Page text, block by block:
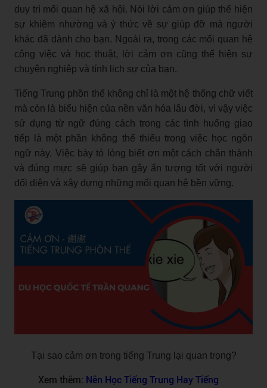
duy trì mối quan hệ xã hội. Nói lời cảm ơn giúp thể hiện
sự khiêm nhường và ý thức về sự giúp đỡ mà người
khác đã dành cho bạn. Ngoài ra, trong các mối quan hệ
công việc và học thuật, lời cảm ơn cũng thể hiện sự
chuyên nghiệp và tính lịch sự của bạn.
Tiếng Trung phồn thể không chỉ là một hệ thống chữ viết
mà còn là biểu hiện của nền văn hóa lâu đời, vì vậy việc
sử dụng từ ngữ đúng cách trong các tình huống giao
tiếp là một phần không thể thiếu trong việc học ngôn
ngữ này. Việc bày tỏ lòng biết ơn một cách chân thành
và đúng mực sẽ giúp bạn gây ấn tượng tốt với người
đối diện và xây dựng những mối quan hệ bền vững.
Tại sao cảm ơn trong tiếng Trung lại quan trọng?
Xem thêm: Nên Học Tiếng Trung Hay Tiếng